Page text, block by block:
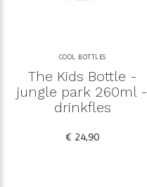
COOL BOTTLES
The Kids Bottle -
jungle park 260ml -
drinkfles
€ 24,90